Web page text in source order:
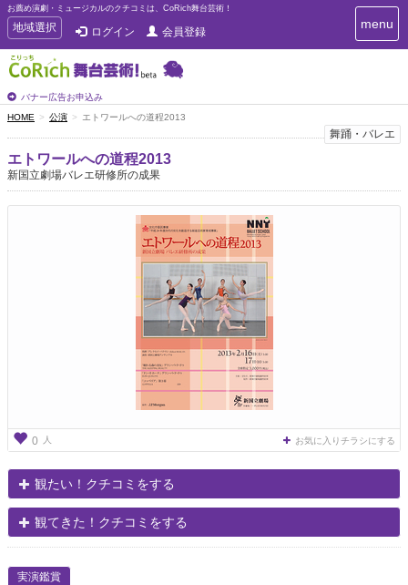
お薦め演劇・ミュージカルのクチコミは、CoRich舞台芸術！
T
o
g
g
e
n
a
i
g
地域選択 ログイン 会員登録
バナー広告お申込み
T
o
n
g
menu
HOME 公演 エトワールへの道程2013
舞踊・バレエ
エトワールへの道程2013
新国立劇場バレエ研修所の成果
0 人 お気に入りチラシにする
観たい！クチコミをする
観てきた！クチコミをする
実演鑑賞